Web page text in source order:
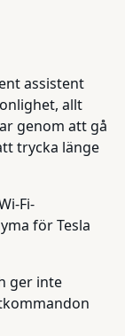
assistent
allt
genom att gå
trycka länge
Fi-
för Tesla
ger inte